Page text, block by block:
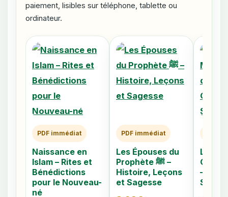
paiement, lisibles sur téléphone, tablette ou
ordinateur.
PDF immédiat
Naissance en
Islam – Rites et
Bénédictions
pour le Nouveau-
né
PDF immédiat
Les Épouses du
Prophète ﷺ –
Histoire, Leçons
et Sagesse
Les
–